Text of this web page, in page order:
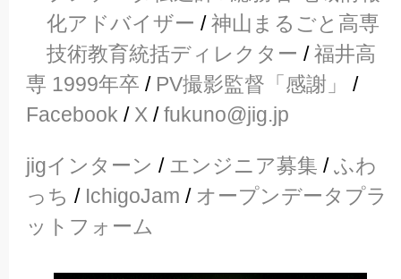
化アドバイザー /神山まるごと高専
技術教育統括ディレクター /福井高
専 1999年卒 / PV撮影監督「感謝」
/
Facebook / X /fukuno@jig.jp
jigインターン / エンジニア募集 /ふわ
っち / IchigoJam / オープンデータプラ
ットフォーム